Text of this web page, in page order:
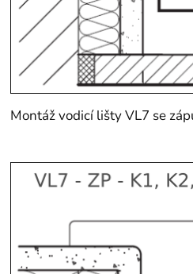
Montáž vodicí lišty VL7 se